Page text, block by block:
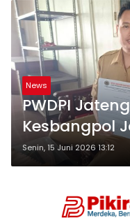
News
PWDPI
Kesbangpol
Senin, 15 Juni 2026 13:12